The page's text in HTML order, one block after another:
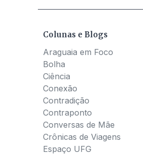
Colunas e Blogs
Araguaia em Foco
Bolha
Ciência
Conexão
Contradição
Contraponto
Conversas de Mãe
Crônicas de Viagens
Espaço UFG